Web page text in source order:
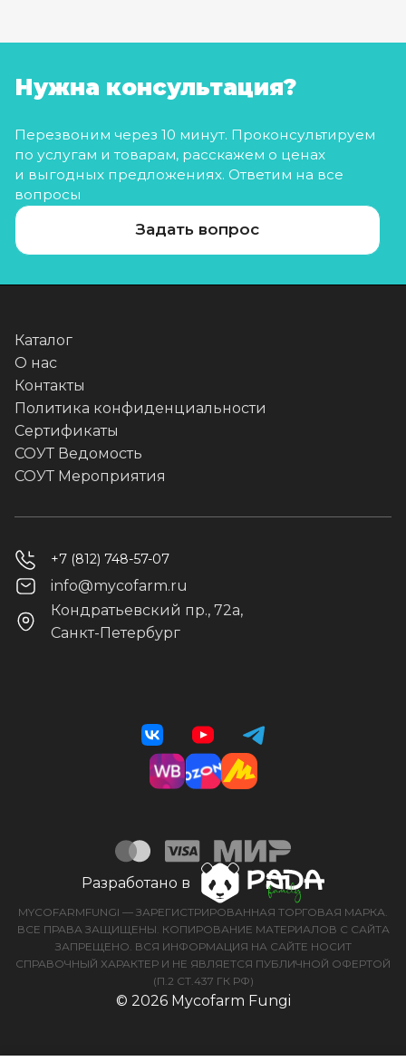
Нужна консультация?
Перезвоним через 10 минут. Проконсультируем
по услугам и товарам, расскажем о ценах
и выгодных предложениях. Ответим на все
вопросы
Задать вопрос
+7 (812) 748-57-07
info@mycofarm.ru
Кондратьевский пр., 72а,
Санкт-Петербург
Каталог
О нас
Контакты
Политика конфиденциальности
Сертификаты
СОУТ Ведомость
СОУТ Мероприятия
© 2026 Mycofarm Fungi
Разработано в
MYCOFARMFUNGI — ЗАРЕГИСТРИРОВАННАЯ ТОРГОВАЯ МАРКА.
ВСЕ ПРАВА ЗАЩИЩЕНЫ. КОПИРОВАНИЕ МАТЕРИАЛОВ С САЙТА
ЗАПРЕЩЕНО. ВСЯ ИНФОРМАЦИЯ НА САЙТЕ НОСИТ
СПРАВОЧНЫЙ ХАРАКТЕР И НЕ ЯВЛЯЕТСЯ ПУБЛИЧНОЙ ОФЕРТОЙ
(П.2 СТ.437 ГК РФ)